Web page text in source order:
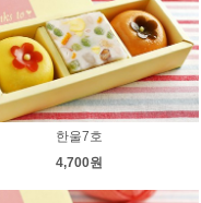
한울7호
4,700원